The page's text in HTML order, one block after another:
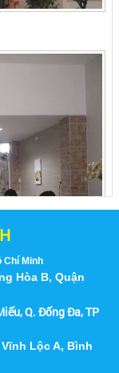
Tại Quận 1 -
bán bàn ghế
bàn xếp inox,
phòng...
304, GHẾ INOX,
ĐƯỜNG XÁ,
chuyên sản
ghế inox, bàn inox
GHẾ INOX, BÀN
TẠI TP HCM
sản xuất và
bàn inox 304,
Chí Minh
Hòa B, Quận
Q. Đống Đa, TP
Lộc A, Bình